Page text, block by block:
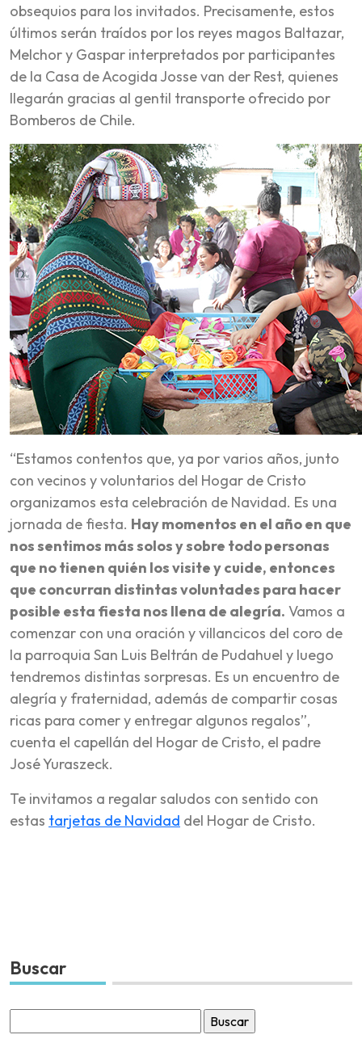
obsequios para los invitados. Precisamente, estos
últimos serán traídos por los reyes magos Baltazar,
Melchor y Gaspar interpretados por participantes
de la Casa de Acogida Josse van der Rest, quienes
llegarán gracias al gentil transporte ofrecido por
Bomberos de Chile.
“Estamos contentos que, ya por varios años, junto
con vecinos y voluntarios del Hogar de Cristo
organizamos esta celebración de Navidad. Es una
jornada de fiesta. Hay momentos en el año en que
nos sentimos más solos y sobre todo personas
que no tienen quién los visite y cuide, entonces
que concurran distintas voluntades para hacer
posible esta fiesta nos llena de alegría. Vamos a
comenzar con una oración y villancicos del coro de
la parroquia San Luis Beltrán de Pudahuel y luego
tendremos distintas sorpresas. Es un encuentro de
alegría y fraternidad, además de compartir cosas
ricas para comer y entregar algunos regalos”,
cuenta el capellán del Hogar de Cristo, el padre
José Yuraszeck.
Te invitamos a regalar saludos con sentido con
estas tarjetas de Navidad del Hogar de Cristo.
Buscar
por: